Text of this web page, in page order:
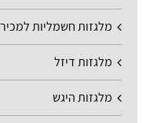
מלגזות חשמליות
מלגזות דיזל
מלגזות היגש